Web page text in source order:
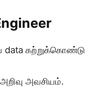
data கற்றுக்கொண்டு
அவசியம்.